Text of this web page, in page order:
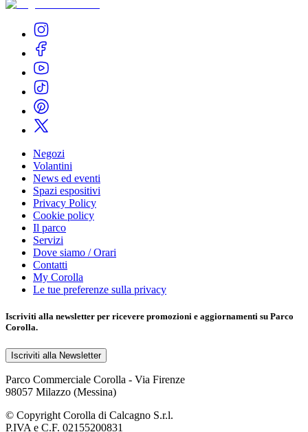
Negozi
Volantini
News ed eventi
Spazi espositivi
Privacy Policy
Cookie policy
Il parco
Servizi
Dove siamo / Orari
Contatti
My Corolla
Le tue preferenze sulla privacy
Iscriviti alla newsletter per ricevere promozioni e aggiornamenti su Parco
Corolla.
Iscriviti alla Newsletter
Parco Commerciale Corolla - Via Firenze
98057 Milazzo (Messina)
© Copyright Corolla di Calcagno S.r.l.
P.IVA e C.F. 02155200831